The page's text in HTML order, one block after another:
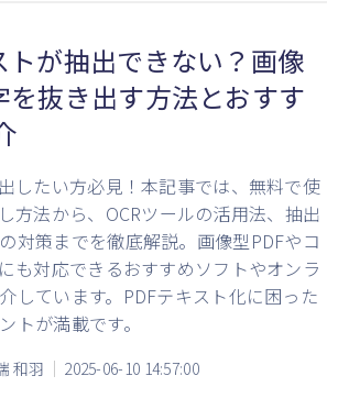
トが抽出できない？画像
を抜き出す方法とおすす
したい方必見！本記事では、無料で使
方法から、OCRツールの活用法、抽出
対策までを徹底解説。画像型PDFやコ
も対応できるおすすめソフトやオンラ
しています。PDFテキスト化に困った
トが満載です。
和羽 2025-06-10 14:57:00